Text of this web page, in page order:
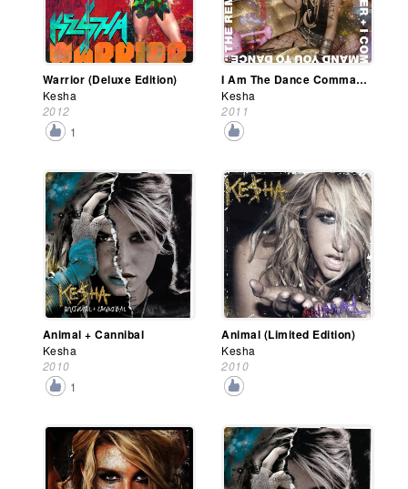
Warrior (Deluxe Edition)
Kesha
2012
1
I Am The Dance Commander
Kesha
2011
Animal + Cannibal
Kesha
2010
1
Animal (Limited Edition)
Kesha
2010